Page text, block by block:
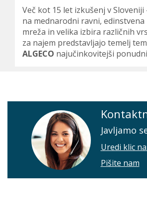
Več kot 15 let izkušenj v Sloveniji
na mednarodni ravni,
mreža in velika izbira različnih
za najem predstavljajo temelj
ALGECO najučinkovitejši
Javljamo
Uredi klic
Pišite nam